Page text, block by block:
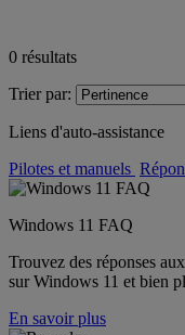
0 résultats
Trier par:
Liens d'auto-assistance
Pilotes et manuels
Windows 11 FAQ
Trouvez des réponses
sur Windows 11 et bien
En savoir plus